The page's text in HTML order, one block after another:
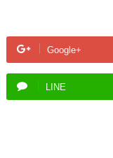
Google+
LINE